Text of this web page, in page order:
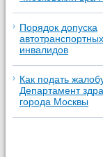
Порядок допуска
инвалидов
Как подать
Департамент
города Москвы